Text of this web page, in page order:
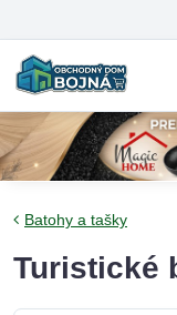
Batohy a tašky
Turistické